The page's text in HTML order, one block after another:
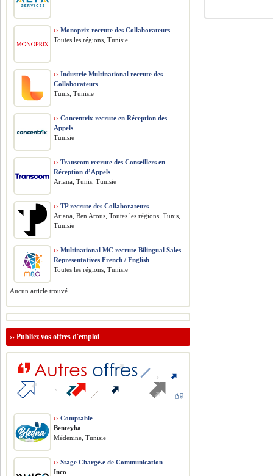
›› Monoprix recrute des Collaborateurs
Toutes les régions, Tunisie
›› Industrie Multinational recrute des
Collaborateurs
Tunis, Tunisie
›› Concentrix recrute en Réception des
Appels
Tunisie
›› Transcom recrute des Conseillers en
Réception d’Appels
Ariana, Tunis, Tunisie
›› TP recrute des Collaborateurs
Ariana, Ben Arous, Toutes les régions, Tunis,
Tunisie
›› Multinational MC recrute Bilingual Sales
Representatives French / English
Toutes les régions, Tunisie
Aucun article trouvé.
››Publiez vos offres d'emploi
›› Comptable
Benteyba
Médenine, Tunisie
›› Stage Chargé.e de Communication
Inco